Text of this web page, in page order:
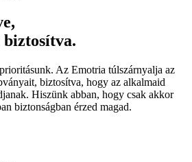
biztosítva.
Az Emotria túlszárnyalja az
biztosítva, hogy az alkalmaid
Hiszünk abban, hogy csak akkor
biztonságban érzed magad.